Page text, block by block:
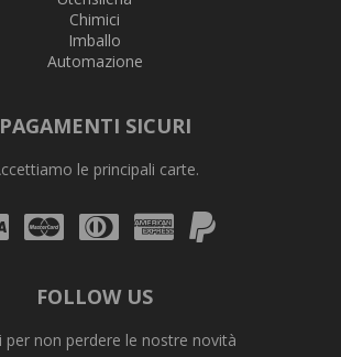
Chimici
Imballo
Automazione
PAGAMENTI SICURI
le principali carte.
Visa Mastercard
Diners
Club
AmexPayPal
FOLLOW US
per non perdere le nostre novità